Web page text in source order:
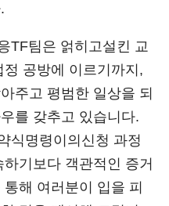
TF팀은 얽히고설킨 교
공방에 이르기까지,
주고 평범한 일상을 되
를 갖추고 있습니다.
식명령이의신청 과정
기보다 객관적인 증거
해 여러분이 입을 피